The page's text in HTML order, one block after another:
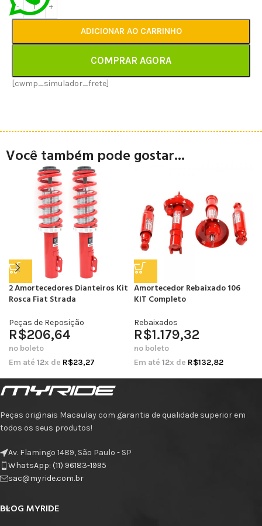
ADICIONAR AO CARRINHO
COMPRAR AGORA
[cwmp_simulador_frete]
Você também pode gostar...
2 Amortecedores Dianteiros Kit
Rosca Fiat Strada
Peças de Reposição
R$206,64
no boleto
Em até 12x de R$23,27
Amortecedor Rebaixado 106
KIT Completo
Rebaixados
R$1.179,32
no boleto
Em até 12x de R$132,82
Peças originais Macaulay com garantia de qualidade superior em
todos os seus produtos!
Av. Flamingo 1489, São Paulo - SP
WhatsApp: (11) 96183-1995
sac@myride.com.br
BLOG MYRIDE